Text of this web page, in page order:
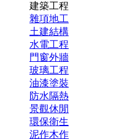
建築工程
雜項地工
土建結構
水電工程
門窗外牆
玻璃工程
油漆塗裝
防水隔熱
景觀休閒
環保衛生
泥作木作